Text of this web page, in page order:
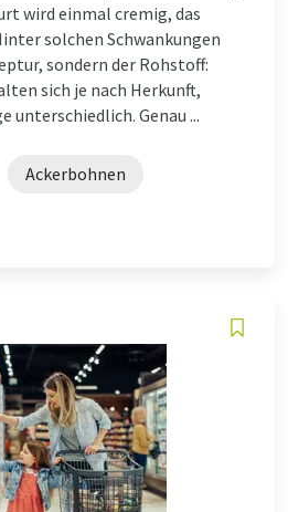
wird einmal cremig, das
solchen Schwankungen
sondern der Rohstoff:
sich je nach Herkunft,
unterschiedlich. Genau ...
Ackerbohnen